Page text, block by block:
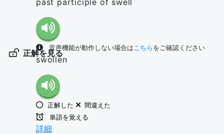
音声機能が動作しない場合は こちら をご確認ください
正解を見る
swollen
正解した
間違えた
単語を覚える
詳細